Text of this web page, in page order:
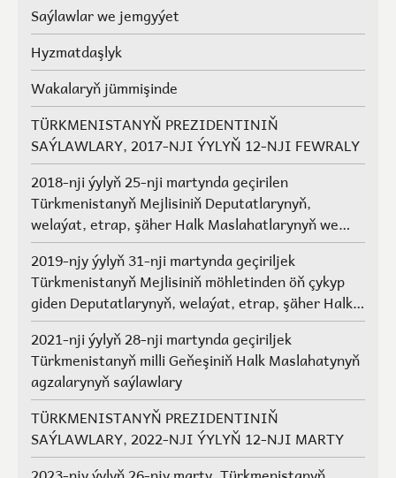
Saýlawlar we jemgyýet
Hyzmatdaşlyk
Wakalaryň jümmişinde
TÜRKMENISTANYŇ PREZIDENTINIŇ
SAÝLAWLARY, 2017-NJI ÝYLYŇ 12-NJI FEWRALY
2018-nji ýylyň 25-nji martynda geçirilen
Türkmenistanyň Mejlisiniň Deputatlarynyň,
welaýat, etrap, şäher Halk Maslahatlarynyň we
Geňeşleriň agzalarynyň saýlawlary.
2019-njy ýylyň 31-nji martynda geçiriljek
Türkmenistanyň Mejlisiniň möhletinden öň çykyp
giden Deputatlarynyň, welaýat, etrap, şäher Halk
Maslahatlarynyň we Geňeşleriň agzalarynyň ýerine
saýlawlar
2021-nji ýylyň 28-nji martynda geçiriljek
Türkmenistanyň milli Geňeşiniň Halk Maslahatynyň
agzalarynyň saýlawlary
TÜRKMENISTANYŇ PREZIDENTINIŇ
SAÝLAWLARY, 2022-NJI ÝYLYŇ 12-NJI MARTY